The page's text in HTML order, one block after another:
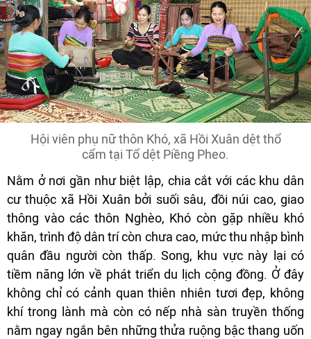
Hội viên phụ nữ thôn Khó, xã Hồi Xuân dệt thổ
cẩm tại Tổ dệt Piềng Pheo.
Nằm ở nơi gần như biệt lập, chia cắt với các khu dân
cư thuộc xã Hồi Xuân bởi suối sâu, đồi núi cao, giao
thông vào các thôn Nghèo, Khó còn gặp nhiều khó
khăn, trình độ dân trí còn chưa cao, mức thu nhập bình
quân đầu người còn thấp. Song, khu vực này lại có
tiềm năng lớn về phát triển du lịch cộng đồng. Ở đây
không chỉ có cảnh quan thiên nhiên tươi đẹp, không
khí trong lành mà còn có nếp nhà sàn truyền thống
nằm ngay ngắn bên những thửa ruộng bậc thang uốn